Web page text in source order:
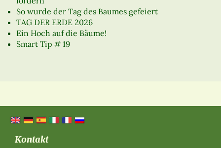
So wurde der Tag des Baumes gefeiert
TAG DER ERDE 2026
Ein Hoch auf die Bäume!
Smart Tip # 19
Kontakt